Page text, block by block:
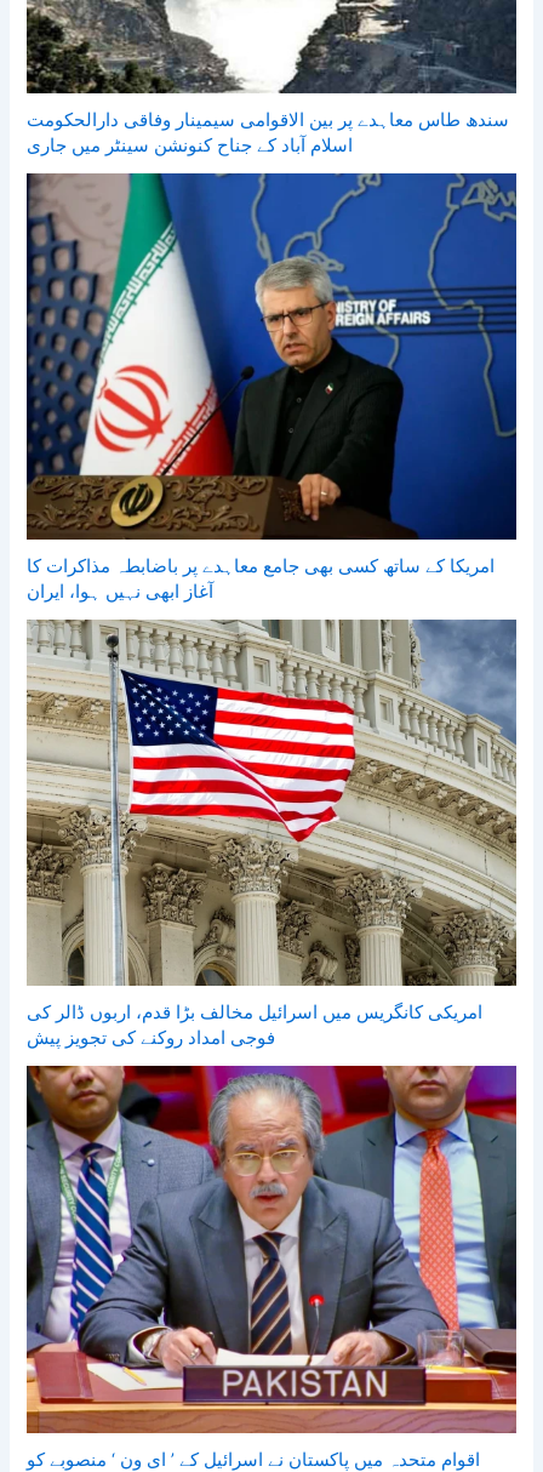
سندھ طاس معاہدے پر بین الاقوامی سیمینار وفاقی دارالحکومت
اسلام آباد کے جناح کنونشن سینٹر میں جاری
امریکا کے ساتھ کسی بھی جامع معاہدے پر باضابطہ مذاکرات کا
آغاز ابھی نہیں ہوا، ایران
امریکی کانگریس میں اسرائیل مخالف بڑا قدم، اربوں ڈالر کی
فوجی امداد روکنے کی تجویز پیش
اقوام متحدہ میں پاکستان نے اسرائیل کے ’ ای ون ‘ منصوبے کو